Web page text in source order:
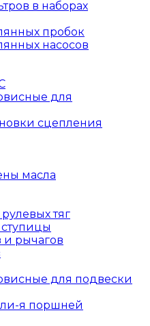
в наборах
пробок
насосов
для
сцепления
масла
тяг
и рычагов
для подвески
я поршней